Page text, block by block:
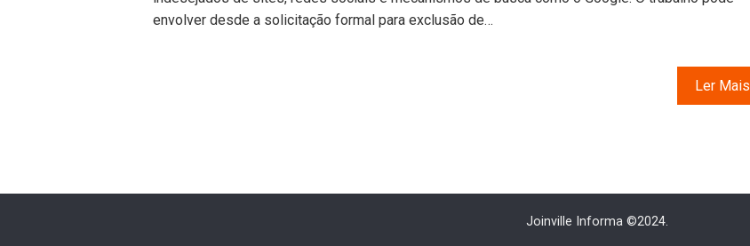
envolver desde a solicitação formal para exclusão de…
Ler Mais
Joinville Informa ©2024.